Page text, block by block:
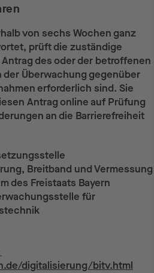
von sechs Wochen ganz
prüft die zuständige
des oder der betroffenen
der Überwachung gegenüber
erforderlich sind. Sie
Antrag online auf Prüfung
an die Barrierefreiheit
Breitband und Vermessung
des Freistaats Bayern
für
digitalisierung/bitv.html